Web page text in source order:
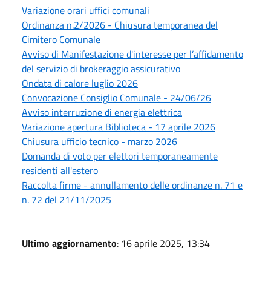
Variazione orari uffici comunali
Ordinanza n.2/2026 - Chiusura temporanea del
Cimitero Comunale
Avviso di Manifestazione d'interesse per l’affidamento
del servizio di brokeraggio assicurativo
Ondata di calore luglio 2026
Convocazione Consiglio Comunale - 24/06/26
Avviso interruzione di energia elettrica
Variazione apertura Biblioteca - 17 aprile 2026
Chiusura ufficio tecnico - marzo 2026
Domanda di voto per elettori temporaneamente
residenti all'estero
Raccolta firme - annullamento delle ordinanze n. 71 e
n. 72 del 21/11/2025
Ultimo aggiornamento: 16 aprile 2025, 13:34